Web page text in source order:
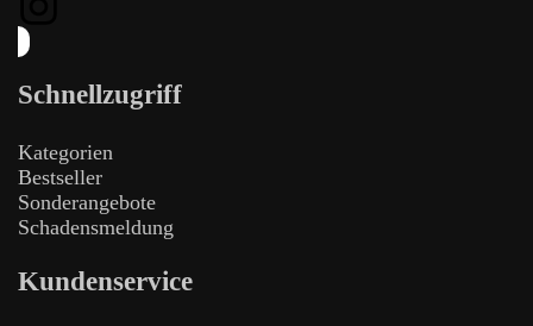
Schnellzugriff
Kategorien
Bestseller
Sonderangebote
Schadensmeldung
Kundenservice